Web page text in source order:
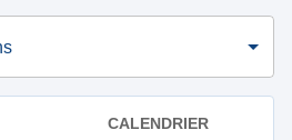
CALENDRIER